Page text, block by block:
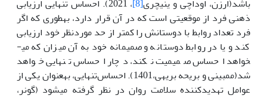
ذهنی فرد از موقعیتی است که در آن قرار دارد، به­طوری که اگر
فرد تعداد روابط با دوستانش را کمتر از حد موردنظر خود ارزیابی
کند و یا در روابط دوستانه و صمیمانه خود به آن میزان که می­
خواهد احساس صمیمیت نکند، دچار احساس تنهایی خواهد
شد(ممبینی و بریحه بریهی،1401). احساس‌تنهایی، به­عنوان یکی از
عوامل تهدیدکننده سلامت روان در نظر گرفته می­شود (گونر،